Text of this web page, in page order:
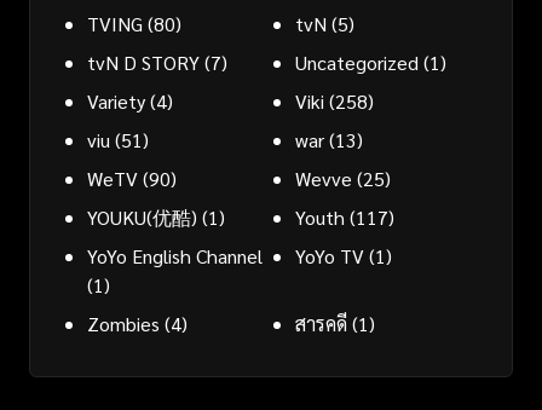
TVING (80) tvN (5)
tvN D STORY(7) Uncategorized (1)
Variety(4) Viki (258)
viu (51) war(13)
WeTV(90) Wevve (25)
YOUKU(优酷) (1) Youth (117)
YoYo English Channel
(1)
YoYo TV(1)
Zombies (4) สารคดี(1)